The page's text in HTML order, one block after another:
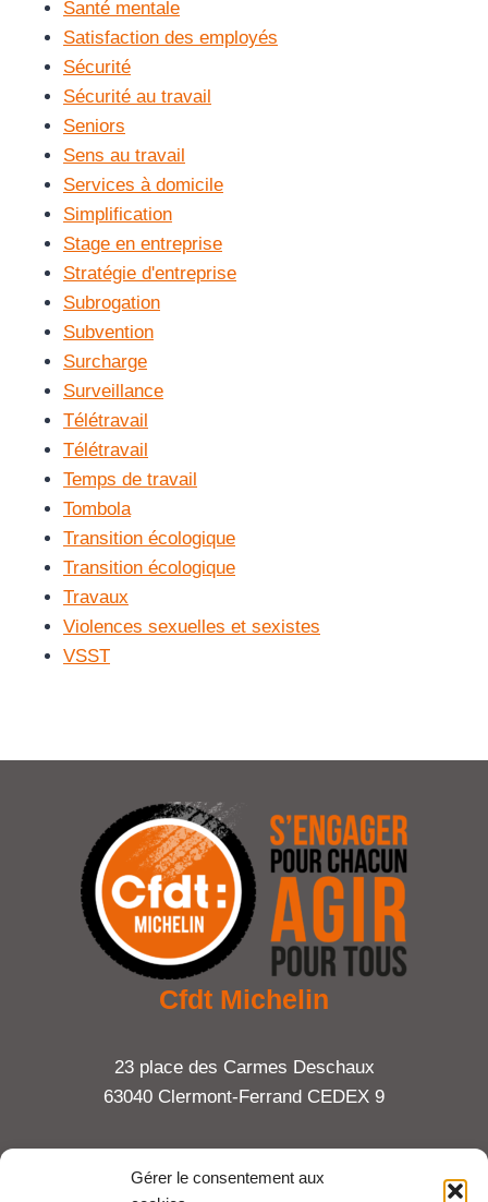
Gérer le consentement aux
Santé mentale
Satisfaction des employés
Sécurité
Sécurité au travail
Seniors
Sens au travail
Services à domicile
Simplification
Stage en entreprise
Stratégie d'entreprise
Subrogation
Subvention
Surcharge
Surveillance
Télétravail
Télétravail
Temps de travail
Tombola
Transition écologique
Transition écologique
Travaux
Violences sexuelles et sexistes
VSST
Cfdt Michelin
23 place des Carmes Deschaux
63040 Clermont-Ferrand CEDEX 9